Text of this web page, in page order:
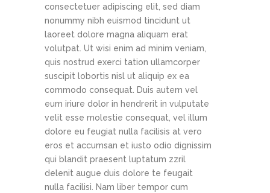
consectetuer adipiscing elit, sed diam
nonummy nibh euismod tincidunt ut
laoreet dolore magna aliquam erat
volutpat. Ut wisi enim ad minim veniam,
quis nostrud exerci tation ullamcorper
suscipit lobortis nisl ut aliquip ex ea
commodo consequat. Duis autem vel
eum iriure dolor in hendrerit in vulputate
velit esse molestie consequat, vel illum
dolore eu feugiat nulla facilisis at vero
eros et accumsan et iusto odio dignissim
qui blandit praesent luptatum zzril
delenit augue duis dolore te feugait
nulla facilisi. Nam liber tempor cum